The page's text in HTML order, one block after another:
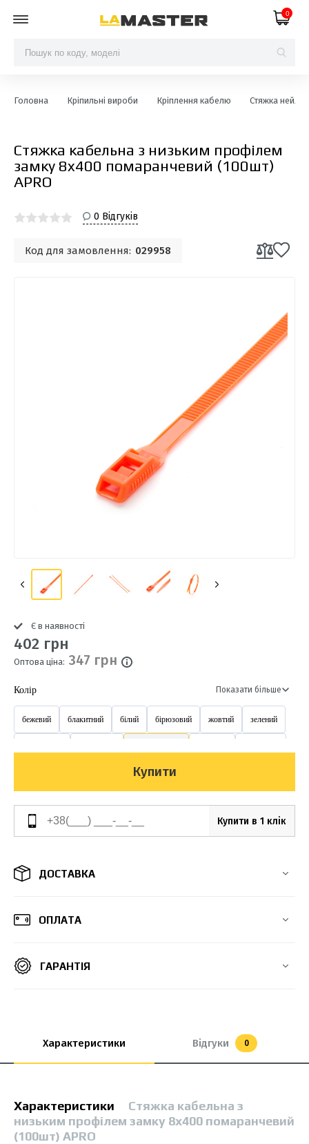
0
Головна Кріпильні вироби Кріплення кабелю Стяжка
Стяжка кабельна з низьким профілем
замку 8x400 помаранчевий (100шт)
APRO
0 Відгуків
Код для замовлення: 029958
Є в наявності
402 грн
Оптова ціна: 347 грн
Колір Показати більше
бежевий блакитний білий бірюзовий жовтий зелений
світло коричневий
Купити
Купити в 1 клік
ДОСТАВКА
ОПЛАТА
ГАРАНТІЯ
Характеристики Відгуки 0
Характеристики
Стяжка кабельна з
низьким профілем замку 8x400 помаранчевий
(100шт) APRO